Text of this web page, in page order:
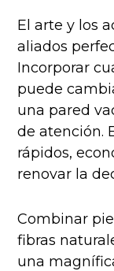
El arte y los
aliados
Incorporar
puede
una pared
de atención.
rápidos,
renovar la
Combinar
fibras
una